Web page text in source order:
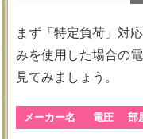
まず「特定負荷」対
みを使用した場合の
見てみましょう。
メーカー名 電圧 部